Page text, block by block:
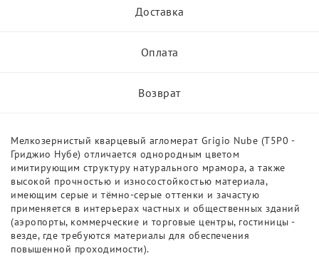
Доставка
Оплата
Возврат
Мелкозернистый кварцевый агломерат Grigio Nube (T5P0 -
Гриджио Нубе) отличается однородным цветом
имитирующим структуру натурального мрамора, а также
высокой прочностью и износостойкостью материала,
имеющим серые и тёмно-серые оттенки и зачастую
применяется в интерьерах частных и общественных зданий
(аэропорты, коммерческие и торговые центры, гостиницы -
везде, где требуются материалы для обеспечения
повышенной проходимости).